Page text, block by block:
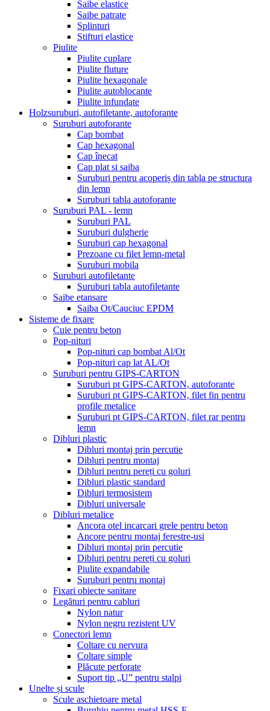
Saibe elastice
Saibe patrate
Splinturi
Stifturi elastice
Piulite
Piulite cuplare
Piulite fluture
Piulite hexagonale
Piulite autoblocante
Piulite infundate
Holzsuruburi, autofiletante, autoforante
Suruburi autoforante
Cap bombat
Cap hexagonal
Cap înecat
Cap plat si saiba
Suruburi pentru acoperiș din tabla pe structura
din lemn
Suruburi tabla autoforante
Suruburi PAL - lemn
Suruburi PAL
Suruburi dulgherie
Suruburi cap hexagonal
Prezoane cu filet lemn-metal
Suruburi mobila
Suruburi autofiletante
Suruburi tabla autofiletante
Saibe etansare
Saiba Ot/Cauciuc EPDM
Sisteme de fixare
Cuie pentru beton
Pop-nituri
Pop-nituri cap bombat Al/Ot
Pop-nituri cap lat AL/Ot
Suruburi pentru GIPS-CARTON
Suruburi pt GIPS-CARTON, autoforante
Suruburi pt GIPS-CARTON, filet fin pentru
profile metalice
Suruburi pt GIPS-CARTON, filet rar pentru
lemn
Dibluri plastic
Dibluri montaj prin percutie
Dibluri pentru montaj
Dibluri pentru pereți cu goluri
Dibluri plastic standard
Dibluri termosistem
Dibluri universale
Dibluri metalice
Ancora otel incarcari grele pentru beton
Ancore pentru montaj ferestre-usi
Dibluri montaj prin percutie
Dibluri pentru pereți cu goluri
Piulite expandabile
Suruburi pentru montaj
Fixari obiecte sanitare
Legături pentru cabluri
Nylon natur
Nylon negru rezistent UV
Conectori lemn
Coltare cu nervura
Coltare simple
Plăcute perforate
Suport tip „U” pentru stalpi
Unelte și scule
Scule aschietoare metal